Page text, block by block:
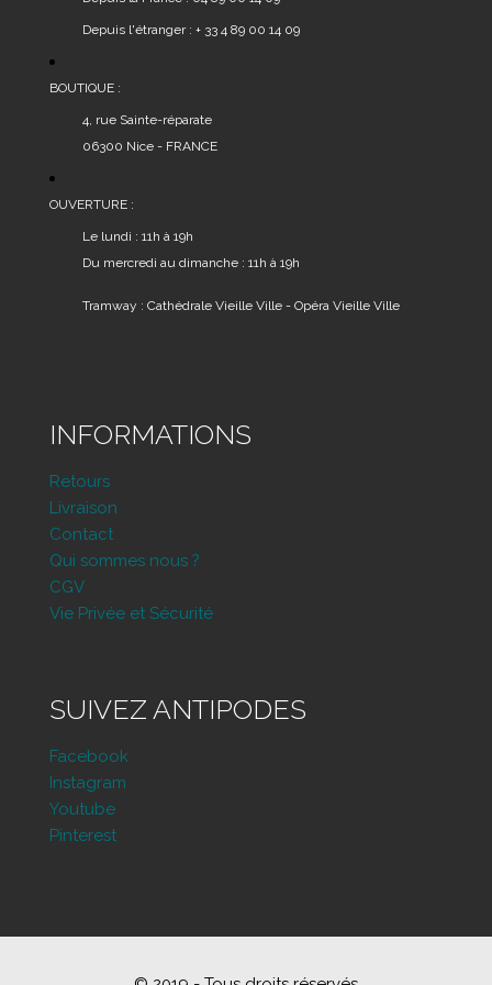
Depuis l'étranger : + 33 4 89 00 14 09
BOUTIQUE :
4, rue Sainte-réparate
06300 Nice - FRANCE
OUVERTURE :
Le lundi : 11h à 19h
Du mercredi au dimanche : 11h à 19h
Tramway : Cathédrale Vieille Ville - Opéra Vieille Ville
INFORMATIONS
Retours
Livraison
Contact
Qui sommes nous ?
CGV
Vie Privée et Sécurité
SUIVEZ ANTIPODES
Facebook
Instagram
Youtube
Pinterest